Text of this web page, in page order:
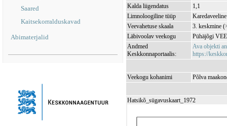
Saared
Kaitsekorralduskavad
Abimaterjalid
Kalda liigendatus
1,1
Limnoloogiline tüüp
Veevahetuse skaala
3. keskmine
Läbivoolav veekogu
Pühäjõgi
Andmed
Keskkonnaportaalis:
Ava objekti
https://
Veekogu kohanimi Põlva
Hatsikõ_sügavuskaart_1972